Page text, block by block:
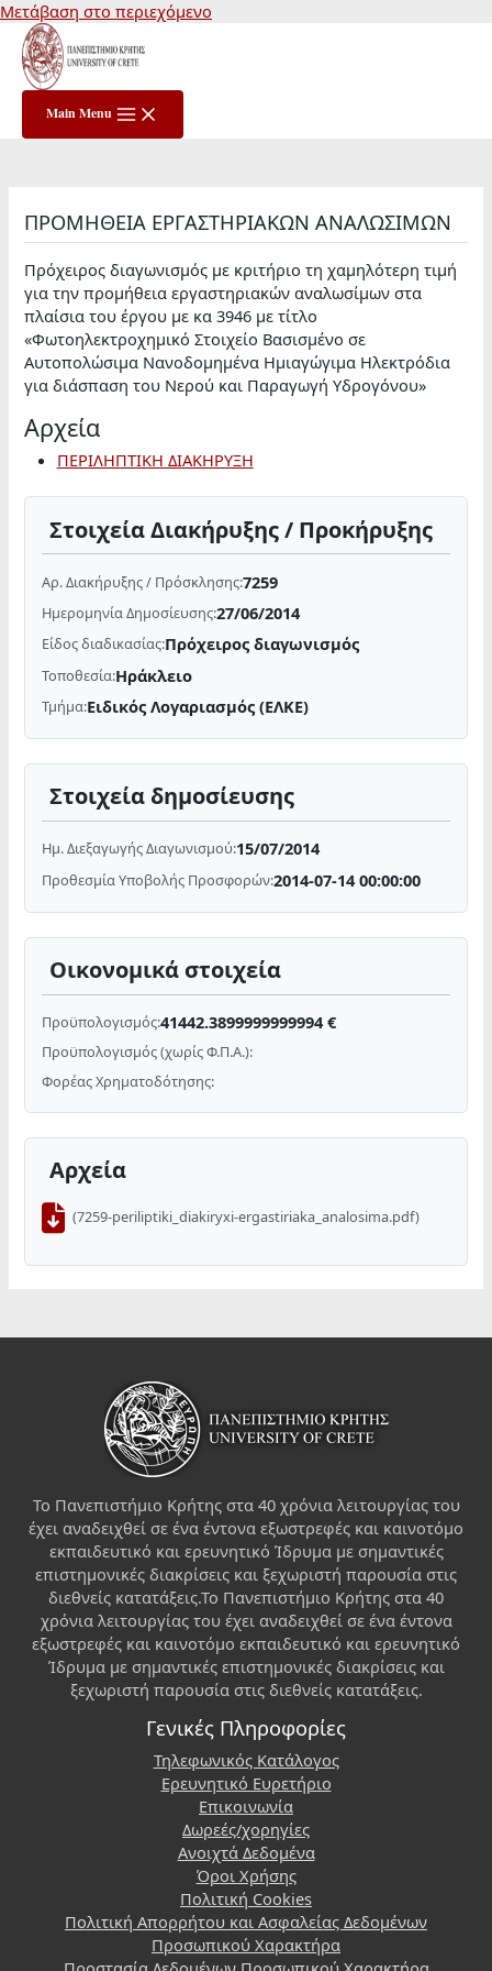
Μετάβαση στο περιεχόμενο
Main Menu
ΠΡΟΜΗΘΕΙΑ ΕΡΓΑΣΤΗΡΙΑΚΩΝ ΑΝΑΛΩΣΙΜΩΝ
Πρόχειρος διαγωνισμός με κριτήριο τη χαμηλότερη τιμή
για την προμήθεια εργαστηριακών αναλωσίμων στα
πλαίσια του έργου με κα 3946 με τίτλο
«Φωτοηλεκτροχημικό Στοιχείο Βασισμένο σε
Αυτοπολώσιμα Νανοδομημένα Ημιαγώγιμα Ηλεκτρόδια
για διάσπαση του Νερού και Παραγωγή Υδρογόνου»
Αρχεία
ΠΕΡΙΛΗΠΤΙΚΗ ΔΙΑΚΗΡΥΞΗ
Στοιχεία Διακήρυξης / Προκήρυξης
Αρ. Διακήρυξης / Πρόσκλησης:7259
Ημερομηνία Δημοσίευσης:27/06/2014
Είδος διαδικασίας:Πρόχειρος διαγωνισμός
Τοποθεσία:Ηράκλειο
Τμήμα:Ειδικός Λογαριασμός (ΕΛΚΕ)
Στοιχεία δημοσίευσης
Ημ. Διεξαγωγής Διαγωνισμού:15/07/2014
Προθεσμία Υποβολής Προσφορών:2014-07-14 00:00:00
Οικονομικά στοιχεία
Προϋπολογισμός:41442.3899999999994 €
Προϋπολογισμός (χωρίς Φ.Π.Α.):
Φορέας Χρηματοδότησης:
Αρχεία
(7259-periliptiki_diakiryxi-ergastiriaka_analosima.pdf)
Το Πανεπιστήμιο Κρήτης στα 40 χρόνια λειτουργίας του
έχει αναδειχθεί σε ένα έντονα εξωστρεφές και καινοτόμο
εκπαιδευτικό και ερευνητικό Ίδρυμα με σημαντικές
επιστημονικές διακρίσεις και ξεχωριστή παρουσία στις
διεθνείς κατατάξεις.Το Πανεπιστήμιο Κρήτης στα 40
χρόνια λειτουργίας του έχει αναδειχθεί σε ένα έντονα
εξωστρεφές και καινοτόμο εκπαιδευτικό και ερευνητικό
Ίδρυμα με σημαντικές επιστημονικές διακρίσεις και
ξεχωριστή παρουσία στις διεθνείς κατατάξεις.
Γενικές Πληροφορίες
Τηλεφωνικός Κατάλογος
Ερευνητικό Ευρετήριο
Επικοινωνία
Δωρεές/χορηγίες
Ανοιχτά Δεδομένα
Όροι Χρήσης
Πολιτική Cookies
Πολιτική Απορρήτου και Ασφαλείας Δεδομένων
Προσωπικού Χαρακτήρα